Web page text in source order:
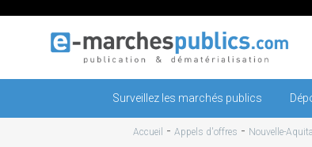
Surveillez les marchés publics
Accueil - Appels d'offres - Nouvelle-